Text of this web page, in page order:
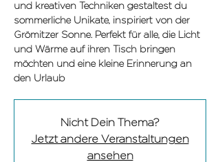
und kreativen Techniken gestaltest du
sommerliche Unikate, inspiriert von der
Grömitzer Sonne. Perfekt für alle, die Licht
und Wärme auf ihren Tisch bringen
möchten und eine kleine Erinnerung an
den Urlaub
Nicht Dein Thema?
Jetzt andere Veranstaltungen
ansehen